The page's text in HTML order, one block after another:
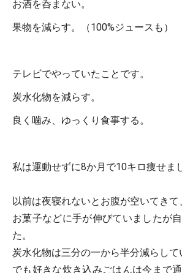
お酒を呑まない。
果物を減らす。（100%ジュースも）
テレビでやっていたことです。
炭水化物を減らす。
良く噛み、ゆっくり食事する。
私は運動せずに8か月で10キロ痩せま
以前は夜寝れないとお腹が空いてきて
お菓子などに手が伸びていましたが
た。
炭水化物は三分の一から半分減らして
でも好きな炊き込みごはんは今まで